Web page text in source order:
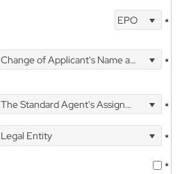
EPO *
Change of Applicant's Name and Address *
The Standard Agent's Assignment
*
Legal Entity
*
*